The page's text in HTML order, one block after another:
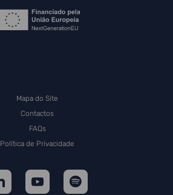
Mapa do Site
Contactos
FAQs
Política de Privacidade